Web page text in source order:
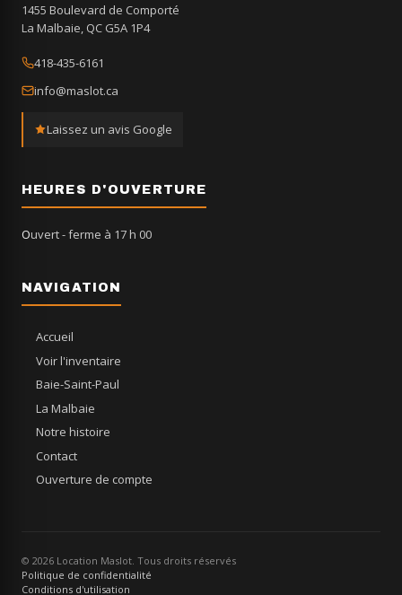
1455 Boulevard de Comporté
La Malbaie, QC G5A 1P4
418-435-6161
info@maslot.ca
Laissez un avis Google
HEURES D'OUVERTURE
Ouvert- ferme à 17 h 00
NAVIGATION
Accueil
Voir l'inventaire
Baie-Saint-Paul
La Malbaie
Notre histoire
Contact
Ouverture de compte
© 2026 Location Maslot. Tous droits réservés
Politique de confidentialité
Conditions d'utilisation